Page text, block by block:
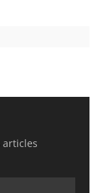
articles